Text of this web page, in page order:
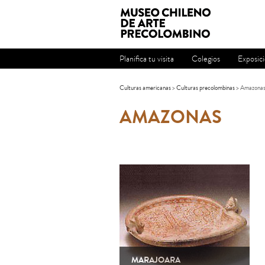
Planifica tu visita Colegios
Culturas americanas>Culturas precolombinas> Amazonas
AMAZONAS
MARAJOARA